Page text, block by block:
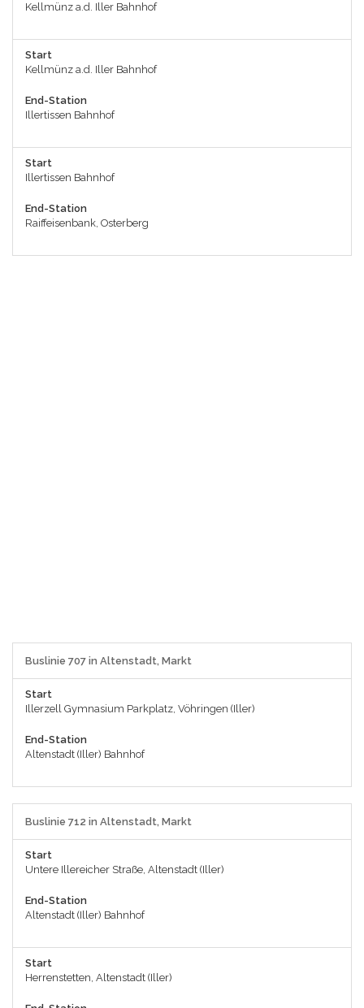
Kellmünz a.d. Iller Bahnhof
Start
Kellmünz a.d. Iller Bahnhof
End-Station
Illertissen Bahnhof
Start
Illertissen Bahnhof
End-Station
Raiffeisenbank, Osterberg
Buslinie 707 in Altenstadt, Markt
Start
Illerzell Gymnasium Parkplatz, Vöhringen (Iller)
End-Station
Altenstadt (Iller) Bahnhof
Buslinie 712 in Altenstadt, Markt
Start
Untere Illereicher Straße, Altenstadt (Iller)
End-Station
Altenstadt (Iller) Bahnhof
Start
Herrenstetten, Altenstadt (Iller)